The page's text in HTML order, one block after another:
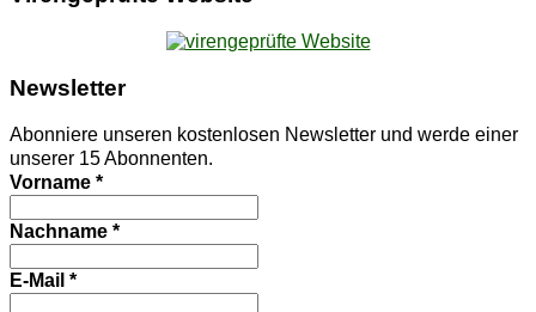
News­let­ter
Abonniere unseren kostenlosen Newsletter und werde einer
unserer 15 Abonnenten.
Vorname *
Nachname *
E-Mail *